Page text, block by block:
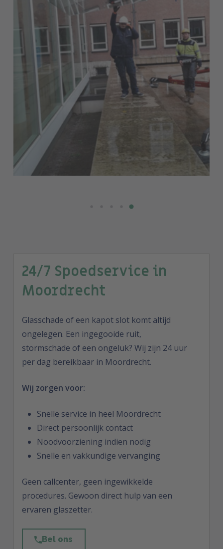
24/7 Spoedservice in
Moordrecht
Glasschade of een kapot slot komt altijd
ongelegen. Een ingegooide ruit,
stormschade of een ongeluk? Wij zijn 24 uur
per dag bereikbaar in Moordrecht.
Wij zorgen voor:
Snelle service in heel Moordrecht
Direct persoonlijk contact
Noodvoorziening indien nodig
Snelle en vakkundige vervanging
Geen callcenter, geen ingewikkelde
procedures. Gewoon direct hulp van een
ervaren glaszetter.
Bel ons